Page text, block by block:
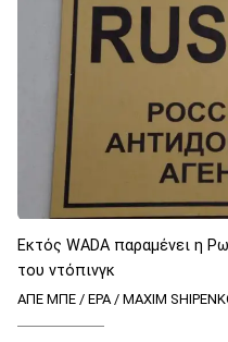
Εκτός WADA παραμένει η
του ντόπινγκ
ΑΠΕ ΜΠΕ / EPA / MAXIM